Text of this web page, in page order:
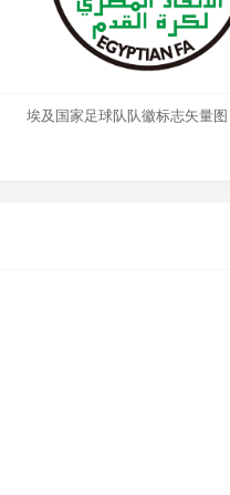
埃及国家足球队队徽标志矢量图